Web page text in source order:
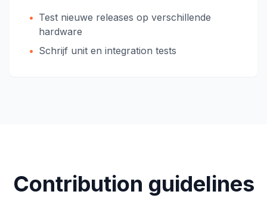
• Test nieuwe releases op verschillende
hardware
• Schrijf unit en integration tests
Contribution guidelines